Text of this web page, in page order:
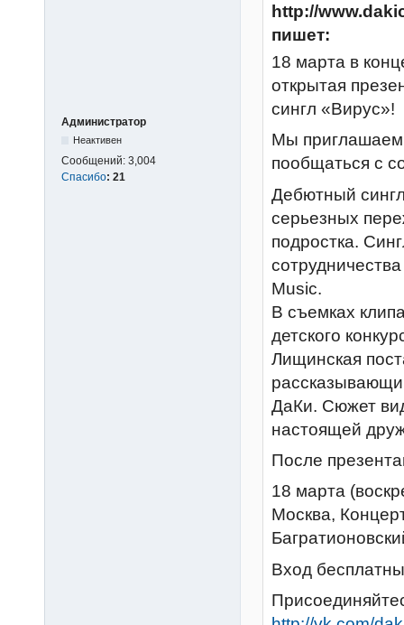
Администратор
Неактивен
Сообщений: 3,004
Спасибо: 21
http://
пишет:
18 марта в
открытая
сингл «Вирус»!
Мы приглашаем
пообщаться с
Дебютный
серьезных
подростка.
Music.
В съемках
детского
Лищинская
ДаКи. Сюжет
настоящей
После
18 марта
Москва,
Вход